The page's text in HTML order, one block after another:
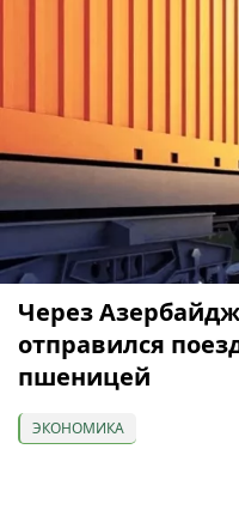
Через
отправился
пшеницей
ЭКОНОМИКА